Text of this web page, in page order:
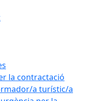
la contractació
a turístic/a